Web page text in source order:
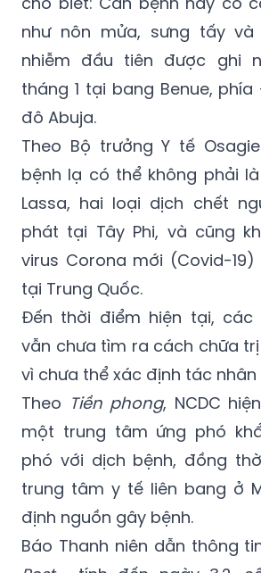
nhiễm đầu tiên được ghi
tháng 1 tại bang Benue,
đô Abuja.
Theo Bộ trưởng Y tế
bệnh lạ có thể không phải là
Lassa, hai loại dịch chết
phát tại Tây Phi, và cũng
virus Corona mới (Covid-
tại Trung Quốc.
Đến thời điểm hiện tại, các
vẫn chưa tìm ra cách chữa trị
vì chưa thể xác định tác nhân
Theo Tiền phong, NCDC
một trung tâm ứng phó
phó với dịch bệnh, đồng
trung tâm y tế liên bang ở
định nguồn gây bệnh.
Báo Thanh niên dẫn thông
Post , tính đến ngày 3.2, số
bệnh đã tăng lên thành 104